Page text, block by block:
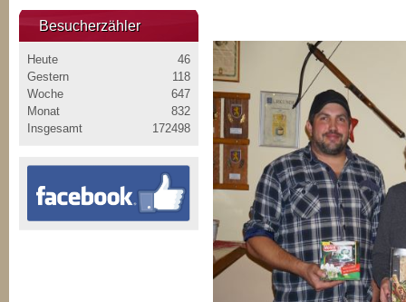
Besucherzähler
Heute
46
Gestern
118
Woche
647
Monat
832
Insgesamt
172498